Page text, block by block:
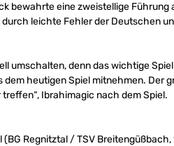
bewahrte eine zweistellige Führung
leichte Fehler der Deutschen
umschalten, denn das wichtige
heutigen Spiel mitnehmen. Der
Ibrahimagic nach dem Spiel.
Regnitztal / TSV Breitengüßbach,